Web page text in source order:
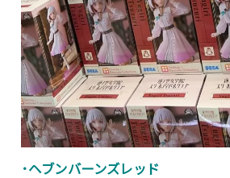
･ヘブンバーンズレッド